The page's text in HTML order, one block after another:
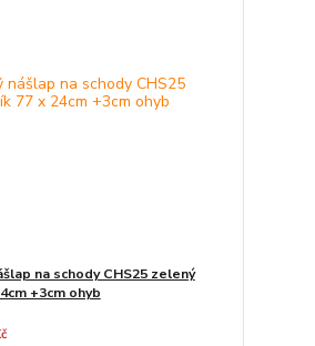
na schody CHS25 zelený
+3cm ohyb